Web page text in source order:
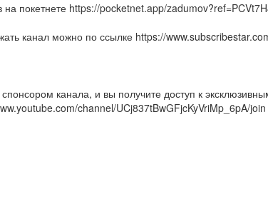
на покетнете https://pocketnet.app/
канал можно по ссылке https://
спонсором канала, и вы получите доступ к
channel/UCj837tBwGFjcKyVriMp_6pA/join